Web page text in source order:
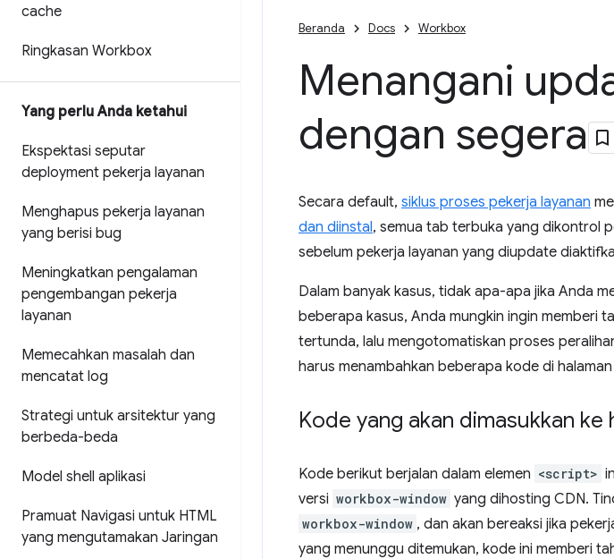
cache
Ringkasan Workbox
Yang perlu Anda ketahui
Ekspektasi seputar
deployment pekerja layanan
Menghapus pekerja layanan
yang berisi bug
Meningkatkan pengalaman
pengembangan pekerja
layanan
Memecahkan masalah dan
mencatat log
Strategi untuk arsitektur yang
berbeda-beda
Model shell aplikasi
Pramuat Navigasi untuk HTML
yang mengutamakan Jaringan
Beranda Docs Workbox
Menangani
dengan segera
Secara default, siklus proses pekerja layanan
dan diinstal, semua tab terbuka yang dikontrol
sebelum pekerja layanan yang diupdate
Dalam banyak kasus, tidak apa-apa jika Anda
beberapa kasus, Anda mungkin ingin memberi
tertunda, lalu mengotomatiskan proses
harus menambahkan beberapa kode di
Kode yang akan dimasukkan ke
Kode berikut berjalan dalam elemen <script>
versi workbox-window yang dihosting CDN.
workbox-window , dan akan bereaksi jika
yang menunggu ditemukan, kode ini memberi